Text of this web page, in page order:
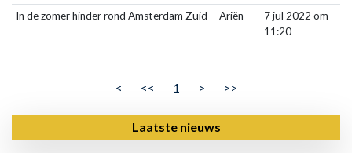
In de zomer hinder rond Amsterdam Zuid
Ariën
7 jul 2022 om
11:20
< << 1 > >>
Laatste nieuws